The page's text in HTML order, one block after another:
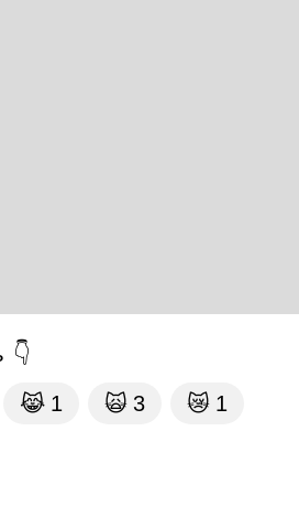
😹 1 🙀 3 😿 1